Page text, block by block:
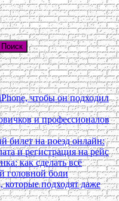
Поиск
чтобы он подходил
и профессионалов
билет на поезд онлайн:
и регистрация на рейс
как сделать всё
головной боли
которые подходят даже